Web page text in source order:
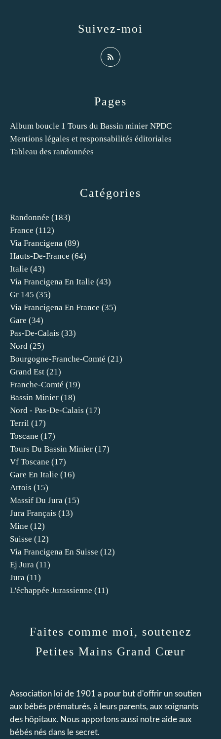
Catégories
Randonnée (183)
France (112)
Via Francigena (89)
Hauts-De-France (64)
Italie (43)
Via Francigena En Italie (43)
Gr 145 (35)
Via Francigena En France (35)
Gare (34)
Pas-De-Calais (33)
Nord (25)
Bourgogne-Franche-Comté (21)
Grand Est (21)
Franche-Comté (19)
Bassin Minier (18)
Nord - Pas-De-Calais (17)
Terril (17)
Toscane (17)
Tours Du Bassin Minier (17)
Vf Toscane (17)
Gare En Italie (16)
Artois (15)
Massif Du Jura (15)
Jura Français (13)
Mine (12)
Suisse (12)
Via Francigena En Suisse (12)
Ej Jura (11)
Jura (11)
L'échappée Jurassienne (11)
Pages
Album boucle 1 Tours du Bassin minier NPDC
Mentions légales et responsabilités éditoriales
Tableau des randonnées
Suivez-moi
Faites comme moi, soutenez
Petites Mains Grand Cœur
Association loi de 1901 a pour but d'offrir un soutien
aux bébés prématurés, à leurs parents, aux soignants
des hôpitaux. Nous apportons aussi notre aide aux
bébés nés dans le secret.